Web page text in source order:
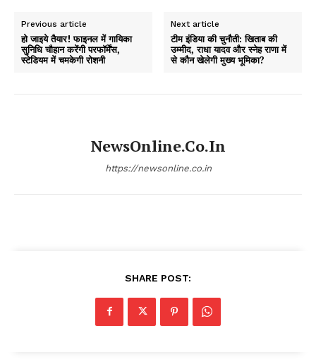
Previous article
हो जाइये तैयार! फाइनल में गायिका
सुनिधि चौहान करेंगी परफॉर्मेंस,
स्टेडियम में चमकेगी रोशनी
Next article
टीम इंडिया की चुनौती: खिताब की
उम्मीद, राधा यादव और स्नेह राणा में
से कौन खेलेगी मुख्य भूमिका?
NewsOnline.co.in
https://newsonline.co.in
SHARE POST: